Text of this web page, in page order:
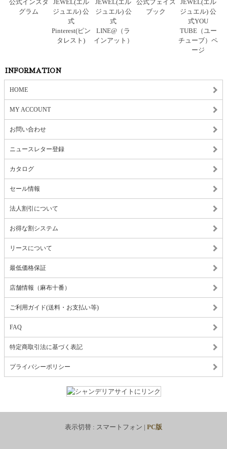
INFORMATION
HOME
MY ACCOUNT
お問い合わせ
ニュースレター登録
カタログ
セール情報
法人割引について
お得な割システム
リースについて
最低価格保証
店舗情報（麻布十番）
ご利用ガイド(送料・お支払い等)
FAQ
特定商取引法に基づく表記
プライバシーポリシー
表示切替 : スマートフォン | PC版